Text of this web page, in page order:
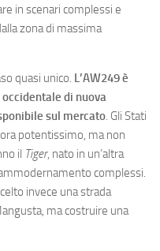
in scenari complessi e
zona di massima
quasi unico. L’AW249 è
di nuova
sul mercato. Gli Stati
potentissimo, ma non
il Tiger, nato in un’altra
complessi.
invece una strada
ma costruire una